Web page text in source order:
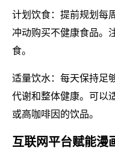
计划饮食：提前规划每
冲动购买不健康食品。
食。
适量饮水：每天保持足
代谢和整体健康。可以
或高咖啡因的饮品。
互联网平台赋能漫